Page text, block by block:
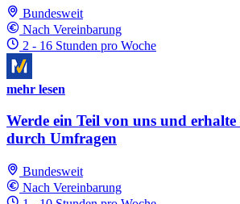
Bundesweit
Nach Vereinbarung
2 - 16 Stunden pro Woche
mehr lesen
Werde ein Teil von uns und
durch Umfragen
Bundesweit
Nach Vereinbarung